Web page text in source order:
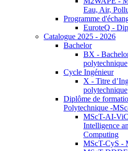
Eau, Air,
Programme
EuroteQ -
Catalogue 2025 - 2026
Bachelor
BX -
polytechnique
Cycle Ingénieur
X - Titre
polytechnique
Diplôme de
Polytechnique -
MScT-AI-
Intelligence
Computing
MScT-CyS -